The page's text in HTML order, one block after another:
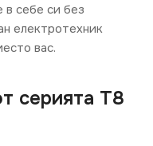
в себе си без
електротехник
вас.
серията T8